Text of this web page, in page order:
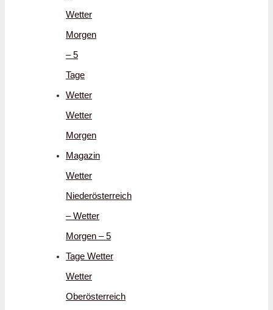
Wetter
Morgen
– 5
Tage
Wetter
Wetter
Morgen
Magazin
Wetter
Niederösterreich
– Wetter
Morgen – 5
Tage Wetter
Wetter
Oberösterreich